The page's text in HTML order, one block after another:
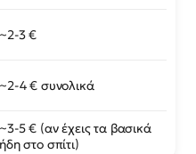
~2-3 €
~2-4 € συνολικά
~3-5 € (αν έχεις τα βασικά
ήδη στο σπίτι)